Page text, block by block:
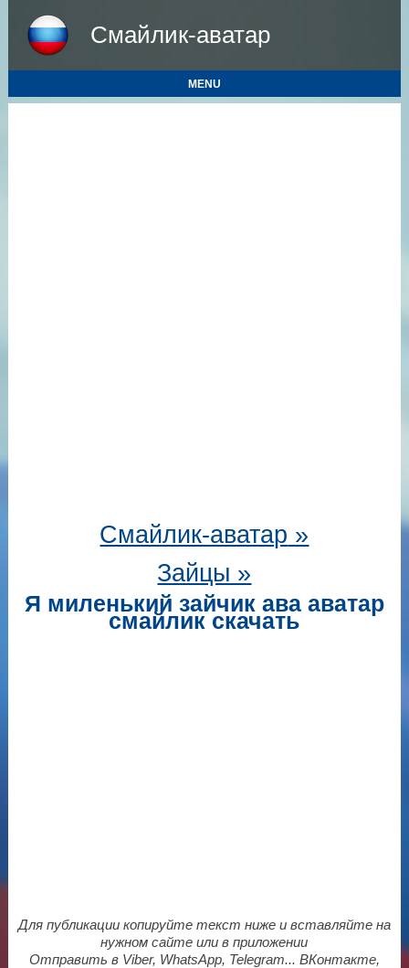
Смайлик-аватар
MENU
Смайлик-аватар »
Зайцы »
Я миленький зайчик ава аватар
смайлик скачать
Для публикации копируйте текст ниже и вставляйте на
нужном сайте или в приложении
Отправить в Viber, WhatsApp, Telegram... ВКонтакте,